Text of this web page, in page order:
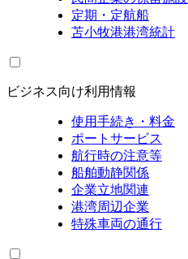
定期・定航船
苫小牧港港湾統計
ビジネス向け利用情報
使用手続き・料金
ポートサービス
航行時の注意等
船舶動静関係
企業立地関連
港湾周辺企業
特殊車両の通行